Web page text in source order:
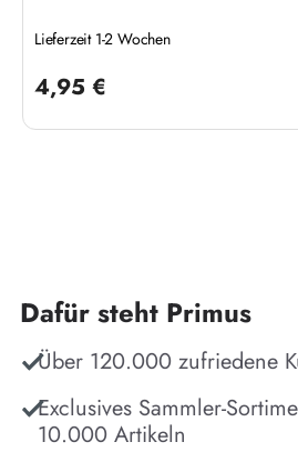
Lieferzeit 1-2 Wochen
4,95 €
Dafür steht Primus
Über 120.000 zufriedene
Exclusives Sammler-
10.000 Artikeln